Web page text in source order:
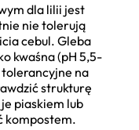
dla lilii jest
nie tolerują
cebul. Gleba
kwaśna (pH 5,5-
na
strukturę
piaskiem lub
kompostem.